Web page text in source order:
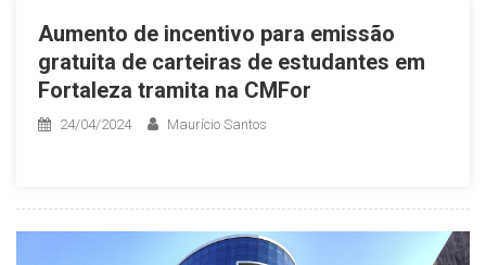
Aumento de incentivo para emissão
gratuita de carteiras de estudantes em
Fortaleza tramita na CMFor
24/04/2024 Maurício Santos